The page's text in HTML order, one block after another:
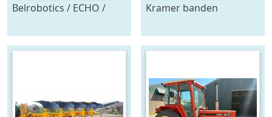
Belrobotics / ECHO /
leverancier
zonnepanelen accu
Kramer banden